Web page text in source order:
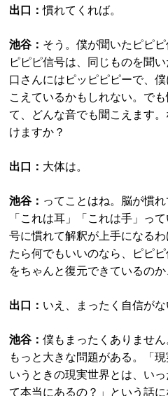
出口：慣れてくれば。
池谷： そう。僕が聞いたピピ
ピピピ信号は、同じものを聞
口さんにはピッピピピーで、
こえているかもしれない。で
て、どんな音でも聞こえます
けますか？
出口： 大体は。
池谷： ってことはね。脳が慣
「これは耳」「これは手」っ
号に慣れて解釈が上手になる
たら何でもいいのなら、ピピ
をちゃんと復元できているの
出口： いえ、まったく自信がな
池谷：僕もまったくありませ
もっと大きな問題がある。「
いうときの現実世界とは、い
て本当にあるの？」という話に